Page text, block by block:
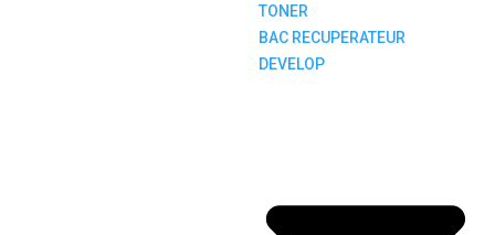
TONER
BAC RECUPERATEUR
DEVELOP